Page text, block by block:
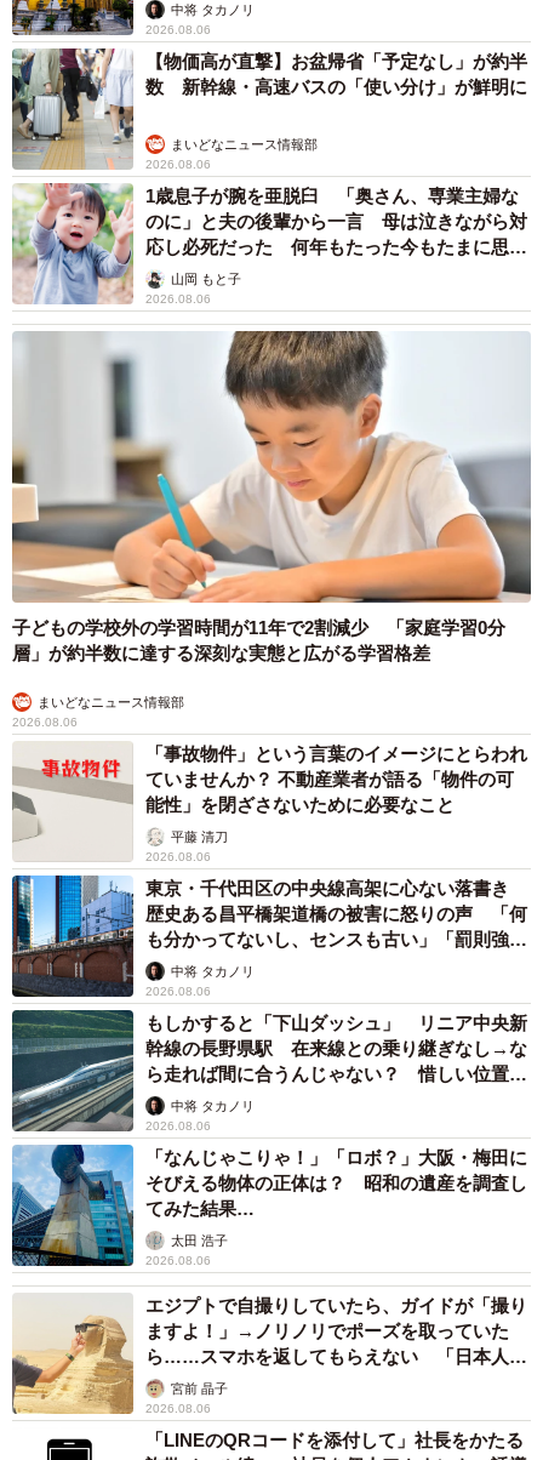
中将 タカノリ
2026.08.06
【物価高が直撃】お盆帰省「予定なし」が約半
数 新幹線・高速バスの「使い分け」が鮮明に
まいどなニュース情報部
2026.08.06
1歳息子が腕を亜脱臼 「奥さん、専業主婦な
のに」と夫の後輩から一言 母は泣きながら対
応し必死だった 何年もたった今もたまに思い
出し…山岡 もと子
2026.08.06
子どもの学校外の学習時間が11年で2割減少 「家庭学習0分
層」が約半数に達する深刻な実態と広がる学習格差
まいどなニュース情報部
2026.08.06
「事故物件」という言葉のイメージにとらわれ
ていませんか？ 不動産業者が語る「物件の可
能性」を閉ざさないために必要なこと
平藤 清刀
2026.08.06
東京・千代田区の中央線高架に心ない落書き
歴史ある昌平橋架道橋の被害に怒りの声 「何
も分かってないし、センスも古い」「罰則強化
して」中将 タカノリ
2026.08.06
もしかすると「下山ダッシュ」 リニア中央新
幹線の長野県駅 在来線との乗り継ぎなし→な
ら走れば間に合うんじゃない？ 惜しい位置関
係が反響
中将 タカノリ
2026.08.06
「なんじゃこりゃ！」「ロボ？」大阪・梅田に
そびえる物体の正体は？ 昭和の遺産を調査し
てみた結果…
太田 浩子
2026.08.06
エジプトで自撮りしていたら、ガイドが「撮り
ますよ！」→ノリノリでポーズを取っていた
ら……スマホを返してもらえない 「日本人は
カモ代表かも」「私は6時間で3万円払った」
宮前 晶子
2026.08.06
「LINEのQRコードを添付して」社長をかたる